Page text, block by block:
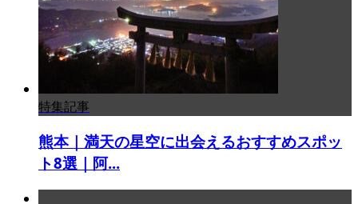
特集記事
熊本｜満天の星空に出会えるおすすめスポッ
ト8選｜阿...